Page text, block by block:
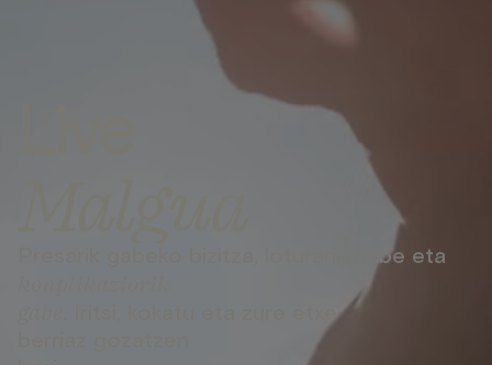
Presarik gabeko bizitza, loturarik gabe eta
. Iritsi, kokatu eta zure etxe